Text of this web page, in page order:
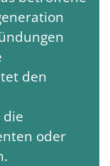
den
die
oder